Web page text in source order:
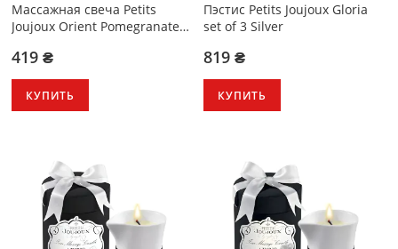
Массажная свечa Petits
Joujoux Orient Pomegranate
419 ₴
КУПИТЬ
Пэстис Petits Joujoux Gloria
set of 3 Silver
819 ₴
КУПИТЬ